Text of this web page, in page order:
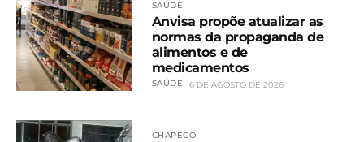
SAÚDE
Anvisa propõe atualizar as
normas da propaganda de
alimentos e de
medicamentos
SAÚDE 6 DE AGOSTO DE 2026
CHAPECÓ